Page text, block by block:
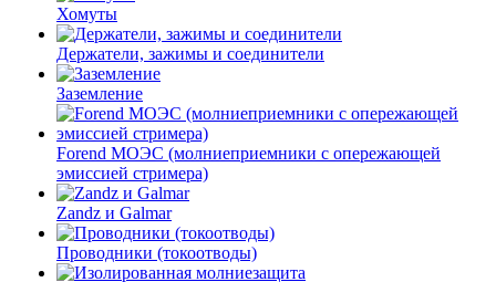
Хомуты
Держатели, зажимы и соединители
Заземление
Forend МОЭС (молниеприемники с опережающей
эмиссией стримера)
Zandz и Galmar
Проводники (токоотводы)